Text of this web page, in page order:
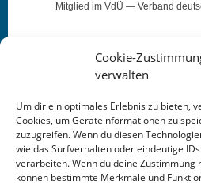
Cookie-
verwalten
Um dir ein optimales Erlebnis zu bieten,
Cookies, um Geräteinformationen zu
zuzugreifen. Wenn du diesen
wie das Surfverhalten oder eindeutige
verarbeiten. Wenn du deine Zustimmung
können bestimmte Merkmale und
Mit­glied im VdÜ — Ver­band
This entry was posted in
permalink.